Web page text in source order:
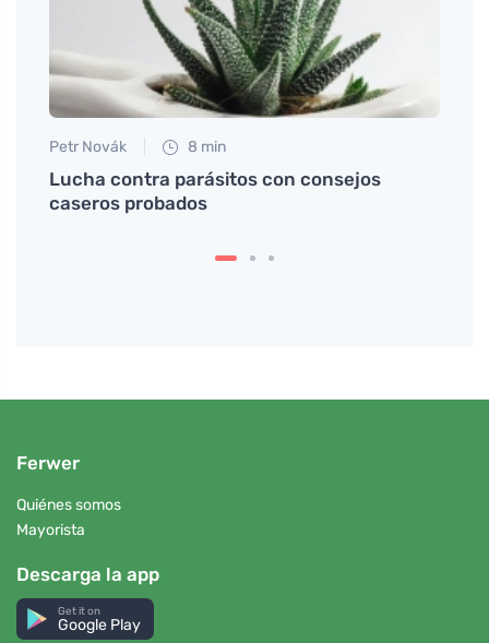
Petr Novák 8 min
Lucha contra parásitos con consejos
caseros probados
Ferwer
Quiénes somos
Mayorista
Descarga la app
Get it on
Google Play